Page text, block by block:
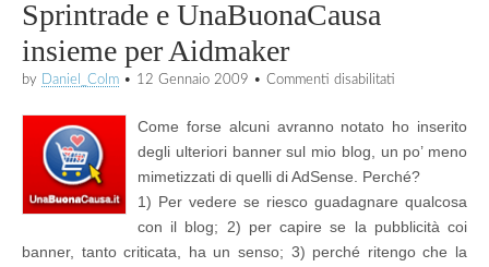
Sprintrade e UnaBuonaCausa
insieme per Aidmaker
by Daniel_Colm • 12 Gennaio 2009 • Commenti disabilitati
insieme
Aidmaker
Come forse alcuni avranno notato ho inserito
degli ulteriori banner sul mio blog, un po’ meno
mimetizzati di quelli di AdSense. Perché?
1) Per vedere se riesco guadagnare qualcosa
con il blog; 2) per capire se la pubblicità coi
banner, tanto criticata, ha un senso; 3) perché ritengo che la